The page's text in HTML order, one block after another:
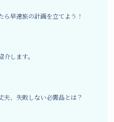
ら早速旅の計画を立てよう！
します。
夫、失敗しない必需品とは？